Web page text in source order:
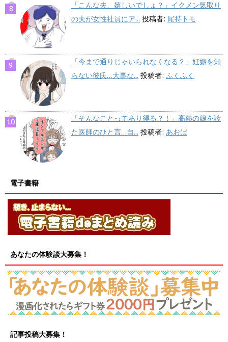
「こんな夫、嬉しいでしょ？」イクメン気取り
の夫が女性社員にア... 投稿者: 尾持トモ
「今まで通りじゃいられなくなる？」妊娠を知
らない彼氏…大事な... 投稿者: ふくふく
「そんなことってあり得る？！」高熱の娘を診
た医師のひと言…自... 投稿者: あおば
電子書籍
あなたの体験談大募集！
記事投稿大募集！